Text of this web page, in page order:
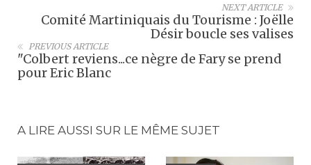
NEXT ARTICLE
Comité Martiniquais du Tourisme : Joëlle
Désir boucle ses valises
PREVIOUS ARTICLE
"Colbert reviens...ce nègre de Fary se prend
pour Eric Blanc
A LIRE AUSSI SUR LE MÊME SUJET